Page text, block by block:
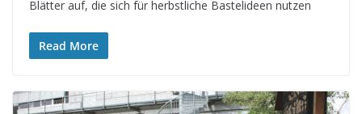
Blätter auf, die sich für herbstliche Bastelideen nutzen
Read More